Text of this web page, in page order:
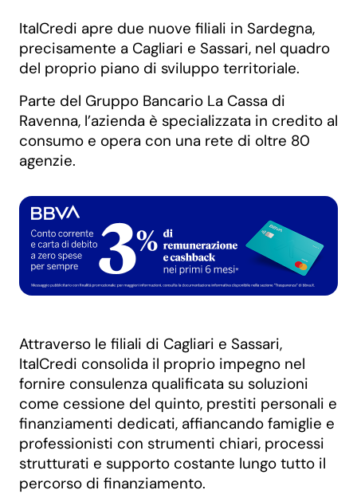
ItalCredi apre due nuove filiali in Sardegna,
precisamente a Cagliari e Sassari, nel quadro
del proprio piano di sviluppo territoriale.
Parte del Gruppo Bancario La Cassa di
Ravenna, l’azienda è specializzata in credito al
consumo e opera con una rete di oltre 80
agenzie.
Attraverso le filiali di Cagliari e Sassari,
ItalCredi consolida il proprio impegno nel
fornire consulenza qualificata su soluzioni
come cessione del quinto, prestiti personali e
finanziamenti dedicati, affiancando famiglie e
professionisti con strumenti chiari, processi
strutturati e supporto costante lungo tutto il
percorso di finanziamento.